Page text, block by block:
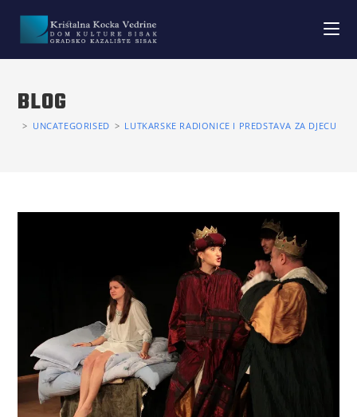
BLOG
> UNCATEGORISED > LUTKARSKE RADIONICE I PREDSTAVA ZA DJECU